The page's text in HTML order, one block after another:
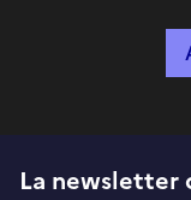
La newsletter